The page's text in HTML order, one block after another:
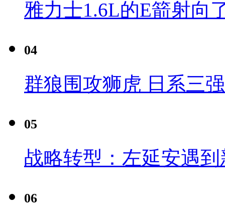
雅力士1.6L的E箭射向
04
群狼围攻狮虎 日系三
05
战略转型：左延安遇
06